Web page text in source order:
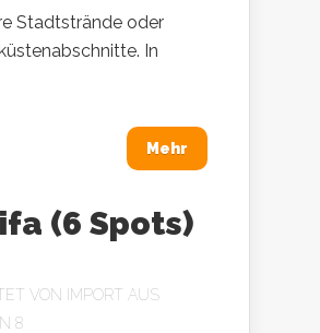
Stadtstrände oder
In
Mehr
(6 Spots)
VON
IMPORT AUS
8